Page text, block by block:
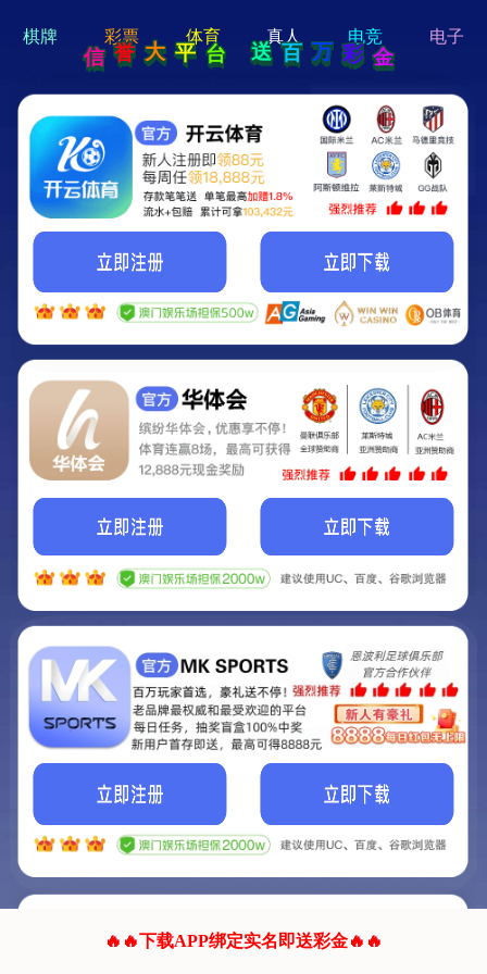
hi 💗
Hey Guys!
我们即将上线啦...
我们的网站正在建设.
它将是非常棒的网站.
联系我们!